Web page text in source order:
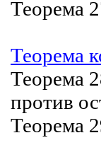
Теорема
Теорема
Теорема
против
Теорема